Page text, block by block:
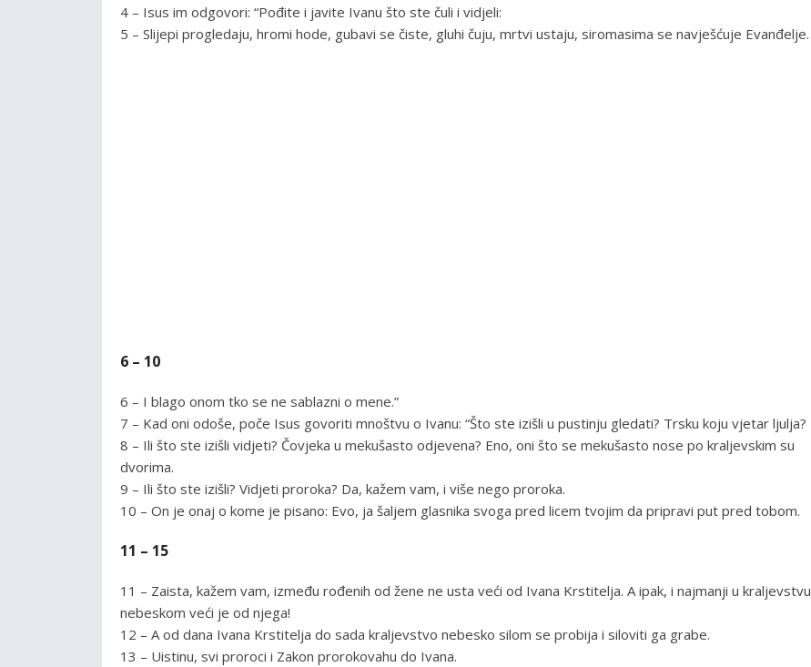
4 – Isus im odgovori: “Pođite i javite Ivanu što ste čuli i vidjeli:
5 – Slijepi progledaju, hromi hode, gubavi se čiste, gluhi čuju, mrtvi ustaju, siromasima se navješćuje Evanđelje.
6 – 10
6 – I blago onom tko se ne sablazni o mene.”
7 – Kad oni odoše, poče Isus govoriti mnoštvu o Ivanu: “Što ste izišli u pustinju gledati? Trsku koju vjetar ljulja?
8 – Ili što ste izišli vidjeti? Čovjeka u mekušasto odjevena? Eno, oni što se mekušasto nose po kraljevskim su
dvorima.
9 – Ili što ste izišli? Vidjeti proroka? Da, kažem vam, i više nego proroka.
10 – On je onaj o kome je pisano: Evo, ja šaljem glasnika svoga pred licem tvojim da pripravi put pred tobom.
11 – 15
11 – Zaista, kažem vam, između rođenih od žene ne usta veći od Ivana Krstitelja. A ipak, i najmanji u kraljevstvu
nebeskom veći je od njega!
12 – A od dana Ivana Krstitelja do sada kraljevstvo nebesko silom se probija i siloviti ga grabe.
13 – Uistinu, svi proroci i Zakon prorokovahu do Ivana.